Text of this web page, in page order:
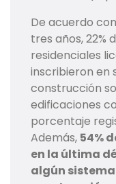
De acuerdo
tres años, 22%
residenciales
inscribieron en
construcción
edificaciones
porcentaje
Además, 54%
en la última
algún